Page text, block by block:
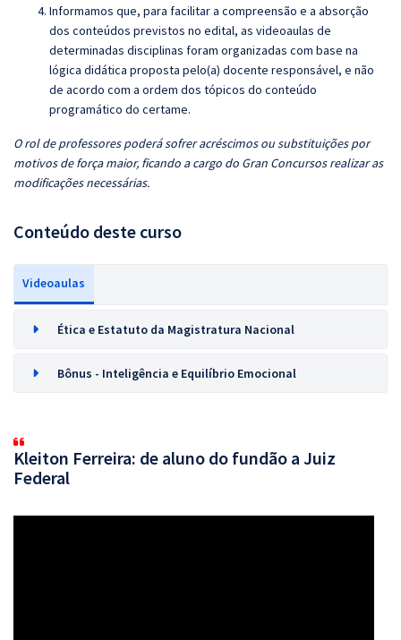
Informamos que, para facilitar a compreensão e a absorção
dos conteúdos previstos no edital, as videoaulas de
determinadas disciplinas foram organizadas com base na
lógica didática proposta pelo(a) docente responsável, e não
de acordo com a ordem dos tópicos do conteúdo
programático do certame.
O rol de professores poderá sofrer acréscimos ou substituições por
motivos de força maior, ficando a cargo do Gran Concursos realizar as
modificações necessárias.
Conteúdo deste curso
Videoaulas
Ética e Estatuto da Magistratura Nacional
Bônus - Inteligência e Equilíbrio Emocional
Kleiton Ferreira: de aluno do fundão a Juiz
Federal